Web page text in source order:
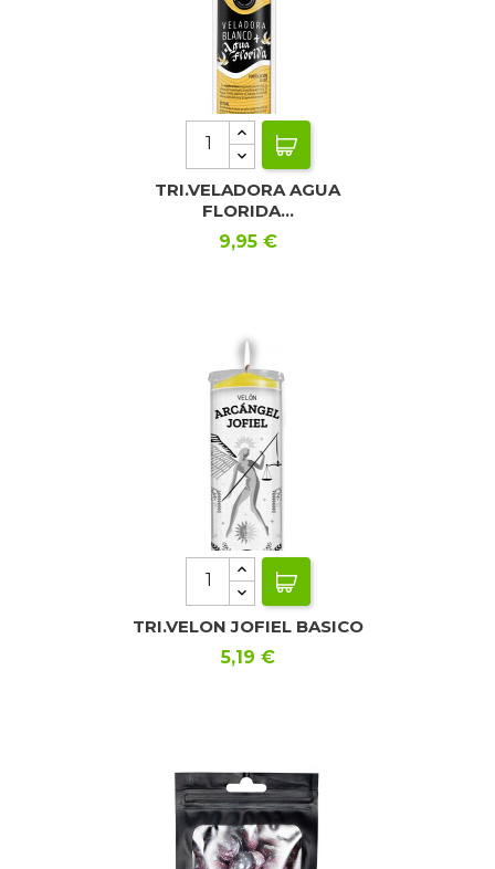
TRI.VELADORA AGUA
FLORIDA...
Precio
9,95 €
TRI.VELON JOFIEL BASICO
Precio
5,19 €